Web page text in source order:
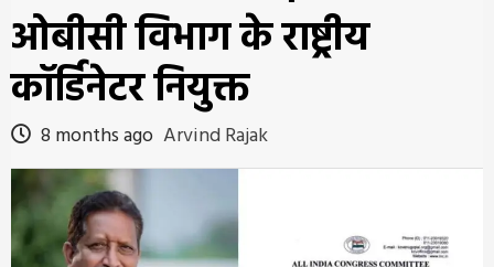
ओबीसी विभाग के राष्ट्रीय
कॉर्डिनेटर नियुक्त
8 months ago Arvind Rajak